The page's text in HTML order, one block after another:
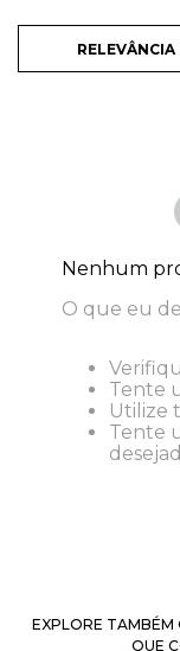
RELEVÂNCIA
Nenhum
O que eu
Tente
Utilize
Tente
EXPLORE TAMBÉM
QUE